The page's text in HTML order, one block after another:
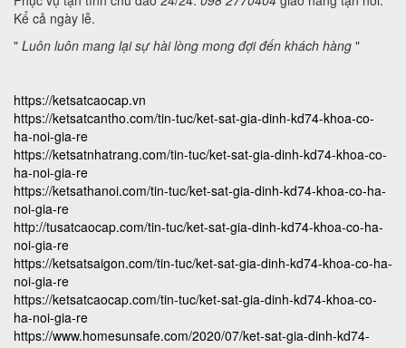
Kể cả ngày lễ.
" Luôn luôn mang lại sự hài lòng mong đợi đến khách hàng "
https://ketsatcaocap.vn
https://ketsatcantho.com/tin-tuc/ket-sat-gia-dinh-kd74-khoa-co-
ha-noi-gia-re
https://ketsatnhatrang.com/tin-tuc/ket-sat-gia-dinh-kd74-khoa-co-
ha-noi-gia-re
https://ketsathanoi.com/tin-tuc/ket-sat-gia-dinh-kd74-khoa-co-ha-
noi-gia-re
http://tusatcaocap.com/tin-tuc/ket-sat-gia-dinh-kd74-khoa-co-ha-
noi-gia-re
https://ketsatsaigon.com/tin-tuc/ket-sat-gia-dinh-kd74-khoa-co-ha-
noi-gia-re
https://ketsatcaocap.com/tin-tuc/ket-sat-gia-dinh-kd74-khoa-co-
ha-noi-gia-re
https://www.homesunsafe.com/2020/07/ket-sat-gia-dinh-kd74-